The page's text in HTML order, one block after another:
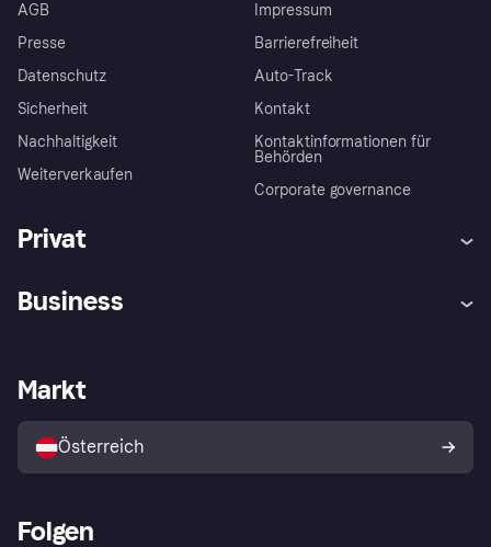
AGB
Presse
Datenschutz
Sicherheit
Nachhaltigkeit
Weiterverkaufen
Impressum
Barrierefreiheit
Auto-Track
Kontakt
Kontaktinformationen für
Behörden
Corporate governance
Privat
Shops entdecken
Business
Händlerportal
Markt
Österreich
Folgen